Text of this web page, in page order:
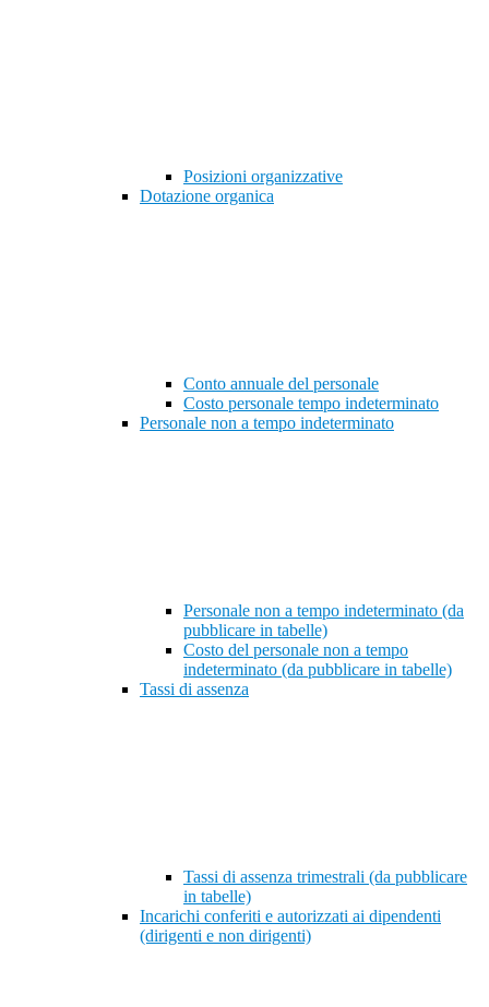
Posizioni organizzative
Dotazione organica
Conto annuale del personale
Costo personale tempo indeterminato
Personale non a tempo indeterminato
Personale non a tempo indeterminato (da
pubblicare in tabelle)
Costo del personale non a tempo
indeterminato (da pubblicare in tabelle)
Tassi di assenza
Tassi di assenza trimestrali (da pubblicare
in tabelle)
Incarichi conferiti e autorizzati ai dipendenti
(dirigenti e non dirigenti)